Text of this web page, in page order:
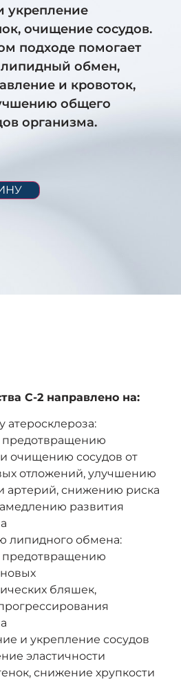
укрепление
очищение сосудов.
подходе помогает
обмен,
и кровоток,
общего
организма.
С-2 направлено на:
атеросклероза:
предотвращению
очищению сосудов от
отложений, улучшению
артерий, снижению риска
развития
липидного обмена:
предотвращению
бляшек,
и укрепление сосудов
эластичности
снижение хрупкости